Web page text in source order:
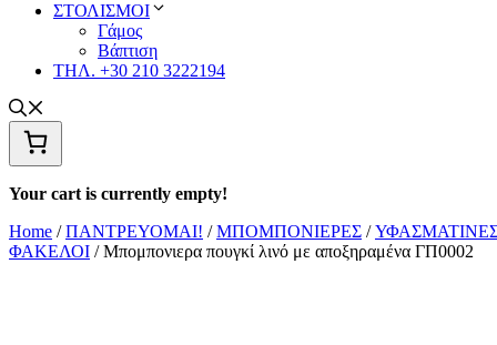
ΣΤΟΛΙΣΜΟΙ
Γάμος
Βάπτιση
ΤΗΛ. +30 210 3222194
Your cart is currently empty!
Home /ΠΑΝΤΡΕΥΟΜΑΙ! /ΜΠΟΜΠΟΝΙΕΡΕΣ /
ΦΑΚΕΛΟΙ / Μπομπονιερα πουγκί λινό με αποξηραμένα ΓΠ0002